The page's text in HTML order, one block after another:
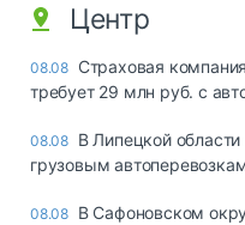
Центр
08.08 Страховая
требует 29 млн руб. с
08.08 В Липецкой
грузовым
08.08 В Сафоновском